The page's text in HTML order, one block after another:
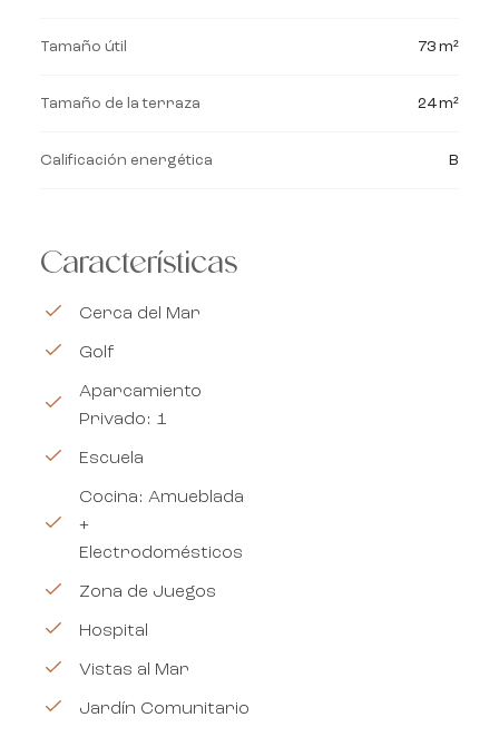
Tamaño útil 73 m²
Tamaño de la terraza 24 m²
Calificación energética B
Características
Cerca del Mar
Golf
Aparcamiento
Privado: 1
Escuela
Cocina: Amueblada
+
Electrodomésticos
Zona de Juegos
Hospital
Vistas al Mar
Jardín Comunitario